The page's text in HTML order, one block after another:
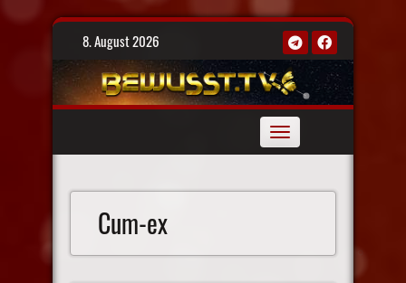
Skip
8. August 2026
Toggle
navigation
Cum-ex